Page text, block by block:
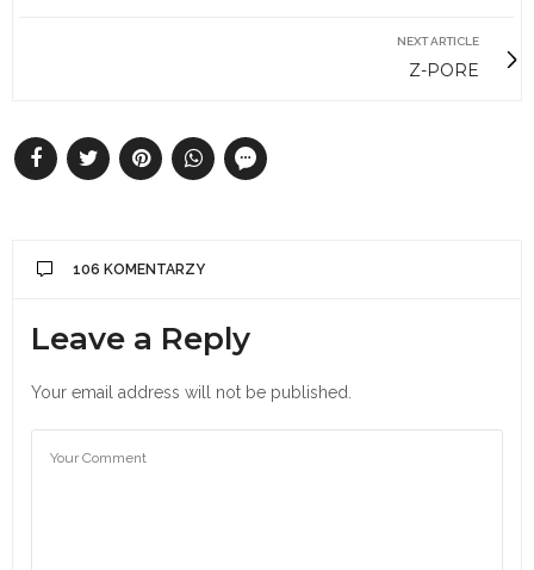
NEXT ARTICLE
Z-PORE
106 KOMENTARZY
Leave a Reply
Your email address will not be published.